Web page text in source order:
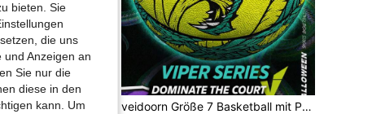
veidoorn Größe 7 Basketball mit Pythonhaut-Muster, rutschfest und langanhaltend, geeignet für Indoor- und Outdoor-Training, perfektes Geschenk für Freunde und Liebhaber
bieten. Sie
die uns
Anzeigen an
Sie nur die
diese in den
kann. Um